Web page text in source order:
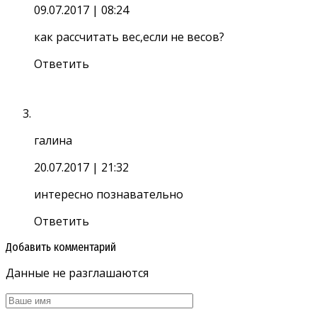
09.07.2017 | 08:24
как рассчитать вес,если не весов?
Ответить
галина
20.07.2017 | 21:32
интересно познавательно
Ответить
Добавить комментарий
Данные не разглашаются